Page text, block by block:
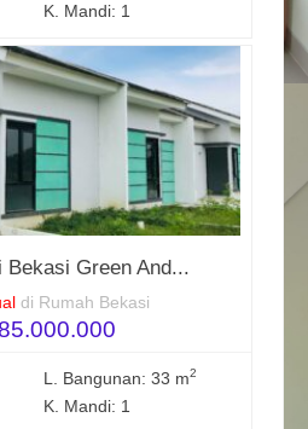
K. Mandi: 1
Bekasi Green And...
di Rumah Bekasi
L. Bangunan: 33 m2
K. Mandi: 1